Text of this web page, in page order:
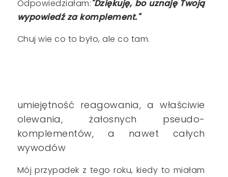
Odpowiedziałam:"Dziękuję, bo uznaję Twoją
wypowiedź za komplement."
Chuj wie co to było, ale co tam.
umiejętność reagowania, a właściwie
olewania, żałosnych pseudo-
komplementów, a nawet całych
wywodów
Mój przypadek z tego roku, kiedy to miałam